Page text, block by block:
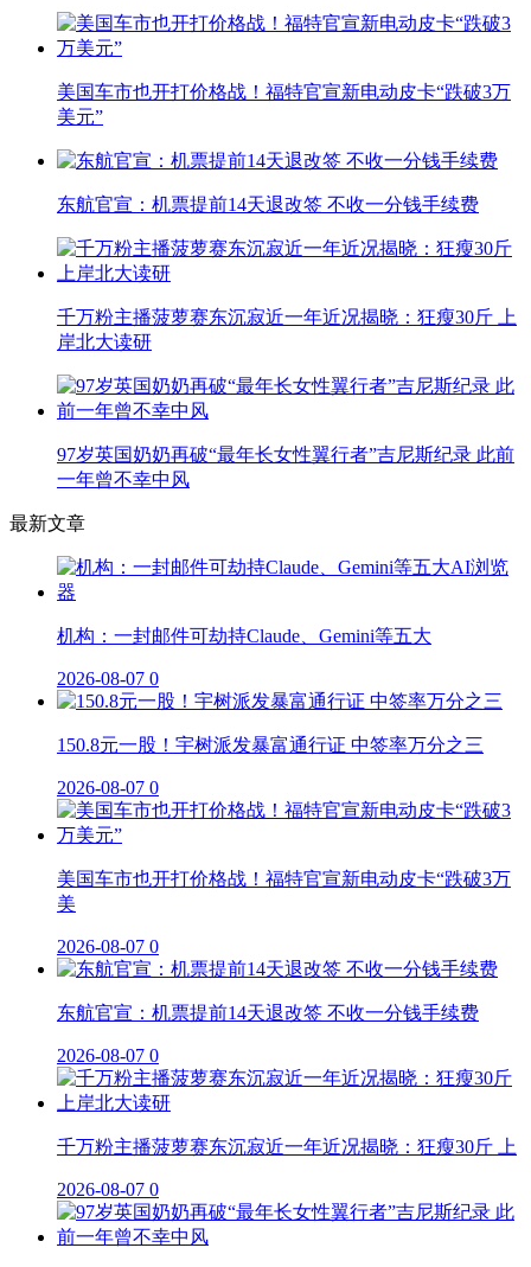
美国车市也开打价格战！福特官宣新电动皮卡“跌破3万
美元”
东航官宣：机票提前14天退改签 不收一分钱手续费
千万粉主播菠萝赛东沉寂近一年近况揭晓：狂瘦30斤 上
岸北大读研
97岁英国奶奶再破“最年长女性翼行者”吉尼斯纪录 此前
一年曾不幸中风
最新文章
机构：一封邮件可劫持Claude、Gemini等五大
2026-08-07 0
150.8元一股！宇树派发暴富通行证 中签率万分之三
2026-08-07 0
美国车市也开打价格战！福特官宣新电动皮卡“跌破3万
美
2026-08-07 0
东航官宣：机票提前14天退改签 不收一分钱手续费
2026-08-07 0
千万粉主播菠萝赛东沉寂近一年近况揭晓：狂瘦30斤 上
2026-08-07 0